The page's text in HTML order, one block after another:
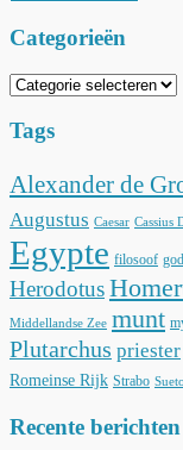
Categorieën
Categorieën
Tags
Alexander de
Augustus Caesar Cassius
Egypte filosoof god
Herodotus
Middellandse Zee munt
Plutarchus priester
Romeinse Rijk Strabo
Recente berichten